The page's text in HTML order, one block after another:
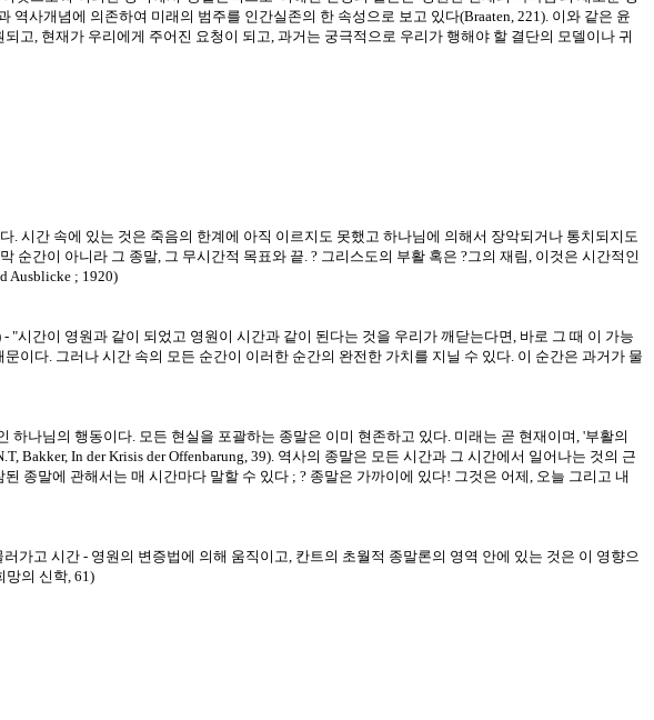
사개념에 의존하여 미래의 범주를 인간실존의 한 속성으로 보고 있다(Braaten, 221). 이와 같은 윤
고, 현재가 우리에게 주어진 요청이 되고, 과거는 궁극적으로 우리가 행해야 할 결단의 모델이나 귀
시간 속에 있는 것은 죽음의 한계에 아직 이르지도 못했고 하나님에 의해서 장악되거나 통치되지도
간이 아니라 그 종말, 그 무시간적 목표와 끝. ? 그리스도의 부활 혹은 ?그의 재림, 이것은 시간적인
Ausblicke ; 1920)
시간이 영원과 같이 되었고 영원이 시간과 같이 된다는 것을 우리가 깨닫는다면, 바로 그 때 이 가능
이다. 그러나 시간 속의 모든 순간이 이러한 순간의 완전한 가치를 지닐 수 있다. 이 순간은 과거가 물
나님의 행동이다. 모든 현실을 포괄하는 종말은 이미 현존하고 있다. 미래는 곧 현재이며, '부활의
In der Krisis der Offenbarung, 39). 역사의 종말은 모든 시간과 그 시간에서 일어나는 것의 근
종말에 관해서는 매 시간마다 말할 수 있다 ; ? 종말은 가까이에 있다! 그것은 어제, 오늘 그리고 내
고 시간 - 영원의 변증법에 의해 움직이고, 칸트의 초월적 종말론의 영역 안에 있는 것은 이 영향으
망의 신학, 61)